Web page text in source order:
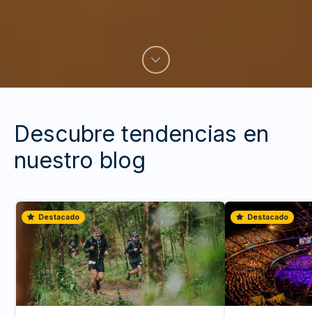
Descubre tendencias en
nuestro blog
Destacado Destacado